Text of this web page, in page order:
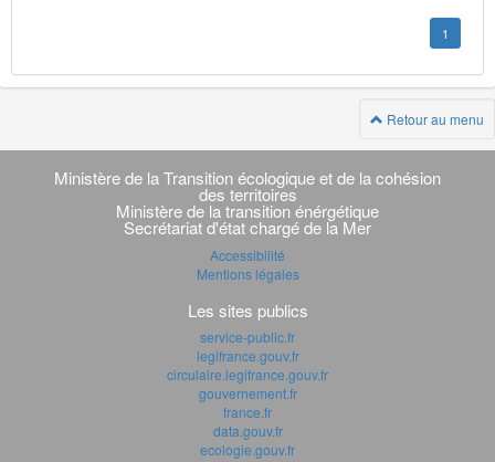
1
Retour au menu
Navigation
transverse
Ministère de la Transition écologique et de la cohésion
des territoires
Ministère de la transition énérgétique
Secrétariat d'état chargé de la Mer
Accessibilité
Mentions légales
Les sites publics
service-public.fr
legifrance.gouv.fr
circulaire.legifrance.gouv.fr
gouvernement.fr
france.fr
data.gouv.fr
ecologie.gouv.fr